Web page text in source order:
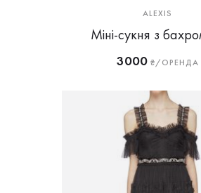
ALEXIS
Міні-сукня з
3000₴/ОРЕНДА